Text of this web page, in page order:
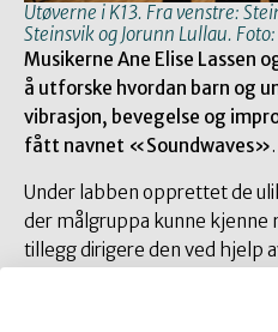
Utøverne i K13. Fra venstre:
Steinsvik og Jorunn Lullau. Foto:
Musikerne Ane Elise Lassen
å utforske hvordan barn og
vibrasjon, bevegelse og
fått navnet «Soundwaves».
Under labben opprettet de
der målgruppa kunne kjenne
tillegg dirigere den ved hjelp